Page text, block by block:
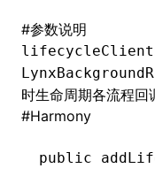
#参数说明
lifecycleClient
时生命周期各流程回
#Harmony
public